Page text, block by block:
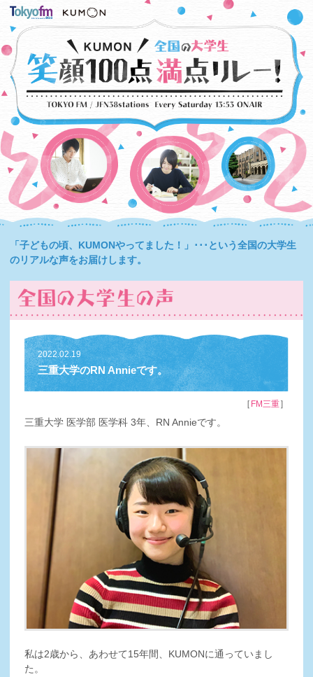
「子どもの頃、KUMONやってました！」･･･という全国の大学生
のリアルな声をお届けします。
2022.02.19
三重大学のRN Annieです。
［ FM三重］
三重大学 医学部 医学科 3年、RN Annieです。
私は2歳から、あわせて15年間、KUMONに通っていまし
た。